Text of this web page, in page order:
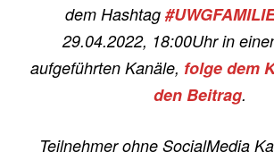
dem Hashtag
29.04.2022, 18:00Uhr in
aufgeführten Kanäle, folge dem
den Beitrag.
Teilnehmer ohne SocialMedia